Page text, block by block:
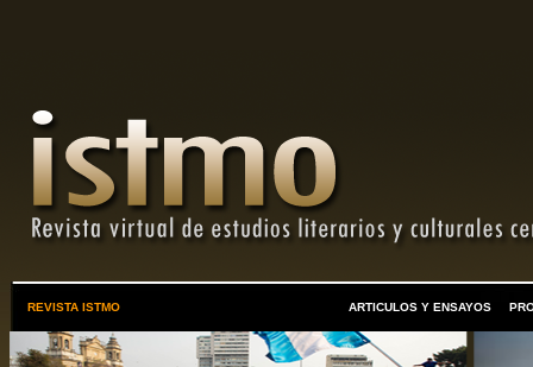
REVISTA ISTMO ARTICULOS Y ENSAYOS